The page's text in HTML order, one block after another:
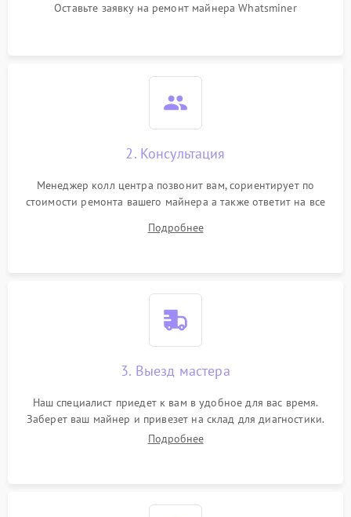
Оставьте заявку на ремонт майнера Whatsminer
2. Консультация
Менеджер колл центра позвонит вам, сориентирует по
стоимости ремонта вашего майнера а также ответит на все
Подробнее
3. Выезд мастера
Наш специалист приедет к вам в удобное для вас время.
Заберет ваш майнер и привезет на склад для диагностики.
Подробнее